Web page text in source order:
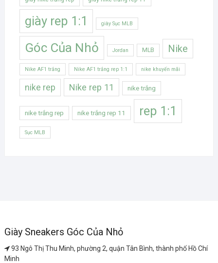
giày rep 1:1 giày Sục MLB
Góc Của Nhỏ Jordan MLB Nike
Nike AF1 trắng Nike AF1 trắng rep 1:1 nike khuyến mãi
nike rep Nike rep 11 nike trắng
nike trắng rep nike trắng rep 11 rep 1:1
Sục MLB
Giày Sneakers Góc Của Nhỏ
93 Ngô Thị Thu Minh, phường 2, quận Tân Bình, thành phố Hồ Chí
Minh